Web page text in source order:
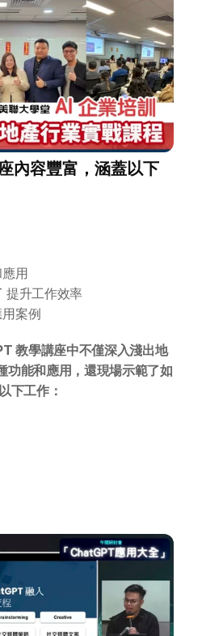
內容豐富，涵蓋以下
用
提升工作效率
案例
教學講座中不僅深入淺出地
功能和應用，還現場示範了如
下工作：